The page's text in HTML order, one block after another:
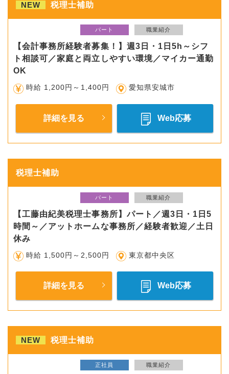
NEW 税理士補助
パート 職業紹介
【会計事務所経験者募集！】週3日・1日5h～シフ
ト相談可／家庭と両立しやすい環境／マイカー通勤
OK
時給 1,200円～1,400円 愛知県安城市
詳細を見る Web応募
税理士補助
パート 職業紹介
【工藤由紀美税理士事務所】パート／週3日・1日5
時間～／アットホームな事務所／経験者歓迎／土日
休み
時給 1,500円～2,500円 東京都中央区
詳細を見る Web応募
NEW 税理士補助
正社員 職業紹介